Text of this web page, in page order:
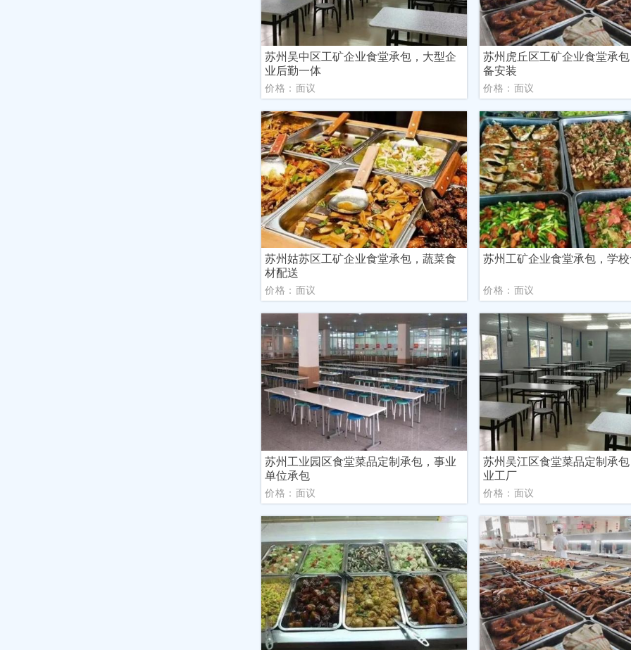
苏州吴中区工矿企业食堂承包，大型企
业后勤一体
价格：面议
苏州虎丘区工矿企业食堂承
备安装
价格：面议
苏州姑苏区工矿企业食堂承包，蔬菜食
材配送
价格：面议
苏州工矿企业食堂承包，学
价格：面议
苏州工业园区食堂菜品定制承包，事业
单位承包
价格：面议
苏州吴江区食堂菜品定制承
业工厂
价格：面议